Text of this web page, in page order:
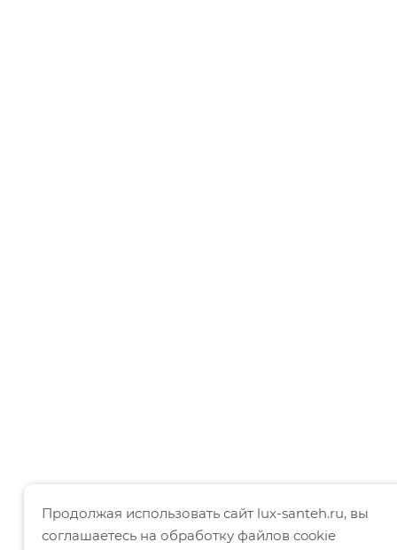
Продолжая использовать сайт lux-santeh.ru, вы
соглашаетесь на обработку файлов cookie